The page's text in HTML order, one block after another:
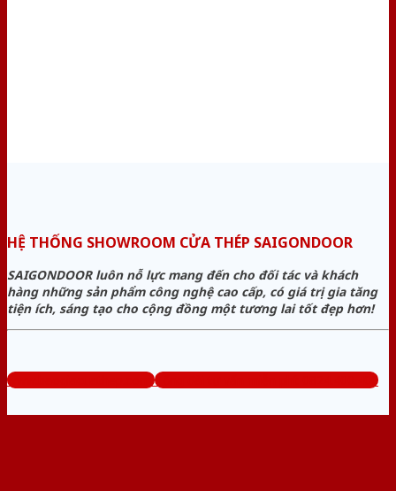
HỆ THỐNG SHOWROOM CỬA THÉP SAIGONDOOR
SAIGONDOOR luôn nỗ lực mang đến cho đối tác và khách
hàng những sản phẩm công nghệ cao cấp, có giá trị gia tăng
tiện ích, sáng tạo cho cộng đồng một tương lai tốt đẹp hơn!
www.baogiacuathep.com Tổng đài tư vấn miễn phí: 0824.400.400